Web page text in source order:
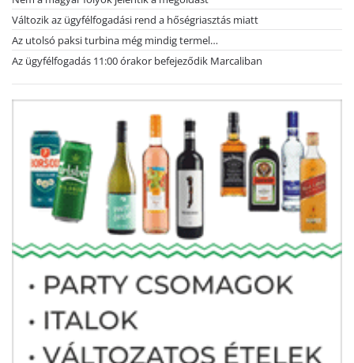
Változik az ügyfélfogadási rend a hőségriasztás miatt
Az utolsó paksi turbina még mindig termel…
Az ügyfélfogadás 11:00 órakor befejeződik Marcaliban